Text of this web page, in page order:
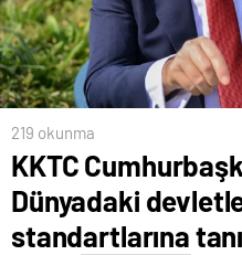
219 okunma
KKTC
Dünyadaki
standartlarına